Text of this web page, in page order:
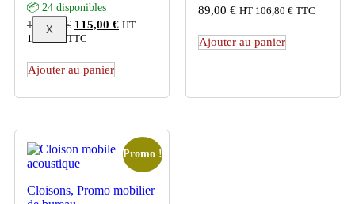
X
📦 24 disponibles
160,00 € 115,00 € HT
138,00
TTC
Ajouter au panier
89,00 € HT 106,80 € TTC
Ajouter au panier
Promo !
Cloisons, Promo mobilier